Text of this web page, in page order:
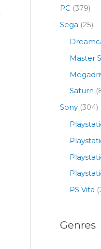
PC (379)
Sega (25)
Master
Saturn
Sony (304)
PS Vita
Genres